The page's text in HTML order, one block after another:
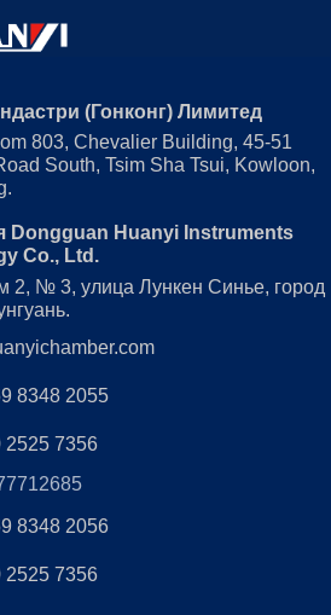
(Гонконг) Лимитед
803, Chevalier Building, 45-51
South, Tsim Sha Tsui, Kowloon,
Dongguan Huanyi Instruments
Co., Ltd.
2, № 3, улица Лункен Синье, город
8348 2055
2525 7356
8348 2056
2525 7356